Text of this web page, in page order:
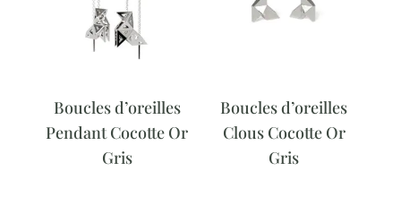
Boucles d’oreilles
Pendant Cocotte Or
Gris
Boucles d’oreilles
Clous Cocotte Or
Gris